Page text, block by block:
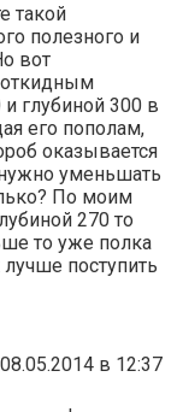
такой
полезного и
вот
откидным
глубиной 300 в
его пополам,
оказывается
уменьшать
По моим
270 то
то уже полка
поступить
08.05.2014 в 12:37